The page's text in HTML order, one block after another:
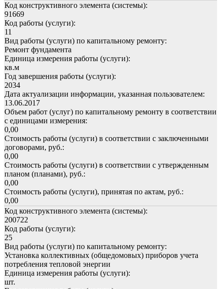
Код конструктивного элемента (системы):
91669
Код работы (услуги):
11
Вид работы (услуги) по капитальному ремонту:
Ремонт фундамента
Единица измерения работы (услуги):
кв.м
Год завершения работы (услуги):
2034
Дата актуализации информации, указанная пользователем:
13.06.2017
Объем работ (услуг) по капитальному ремонту в соответствии
с единицами измерения:
0,00
Стоимость работы (услуги) в соответствии с заключенными
договорами, руб.:
0,00
Стоимость работы (услуги) в соответствии с утвержденным
планом (планами), руб.:
0,00
Стоимость работы (услуги), принятая по актам, руб.:
0,00
Код конструктивного элемента (системы):
200722
Код работы (услуги):
25
Вид работы (услуги) по капитальному ремонту:
Установка коллективных (общедомовых) приборов учета
потребления тепловой энергии
Единица измерения работы (услуги):
шт.